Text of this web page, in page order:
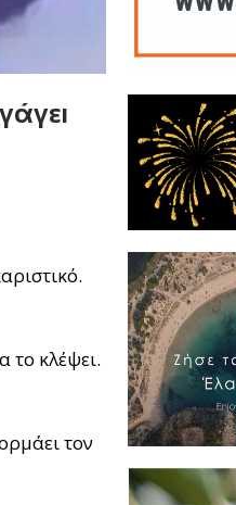
το κλέψει.
τον